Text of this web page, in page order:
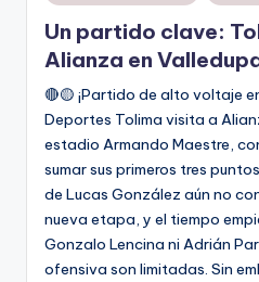
en
Un partido clave:
Alianza en
🔴🟡 ¡Partido de alto voltaje
Deportes Tolima visita a
estadio Armando Maestre,
sumar sus primeros tres
de Lucas González aún no
nueva etapa, y el tiempo
Gonzalo Lencina ni Adrián
ofensiva son limitadas. Sin